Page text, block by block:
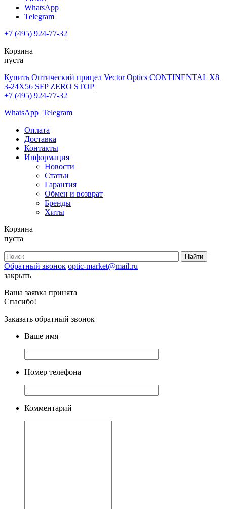
WhatsApp
Telegram
+7 (495) 924-77-32
Корзина
пуста
Купить Оптический прицел Vector Optics CONTINENTAL X8
3-24X56 SFP ZERO STOP
+7 (495) 924-77-32
WhatsApp Telegram
Оплата
Доставка
Контакты
Информация
Новости
Статьи
Гарантия
Обмен и возврат
Бренды
Хиты
Корзина
пуста
Обратный звонок optic-market@mail.ru
закрыть
Ваша заявка принята
Спасибо!
Заказать обратный звонок
Ваше имя
Номер телефона
Комментарий